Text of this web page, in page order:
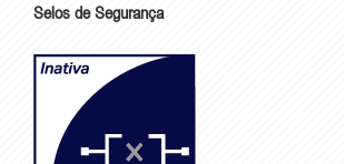
Selos de Segurança